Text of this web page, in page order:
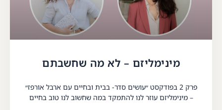
מינימליזם – לא מה שחשבתם
פרק 2 בפודקסט ״עושים סדר- בבית ובחיים עם ארבל אורפז״
– מינימליזם עוזר לנו להתמקד במה שחשוב לנו טוב בחיים